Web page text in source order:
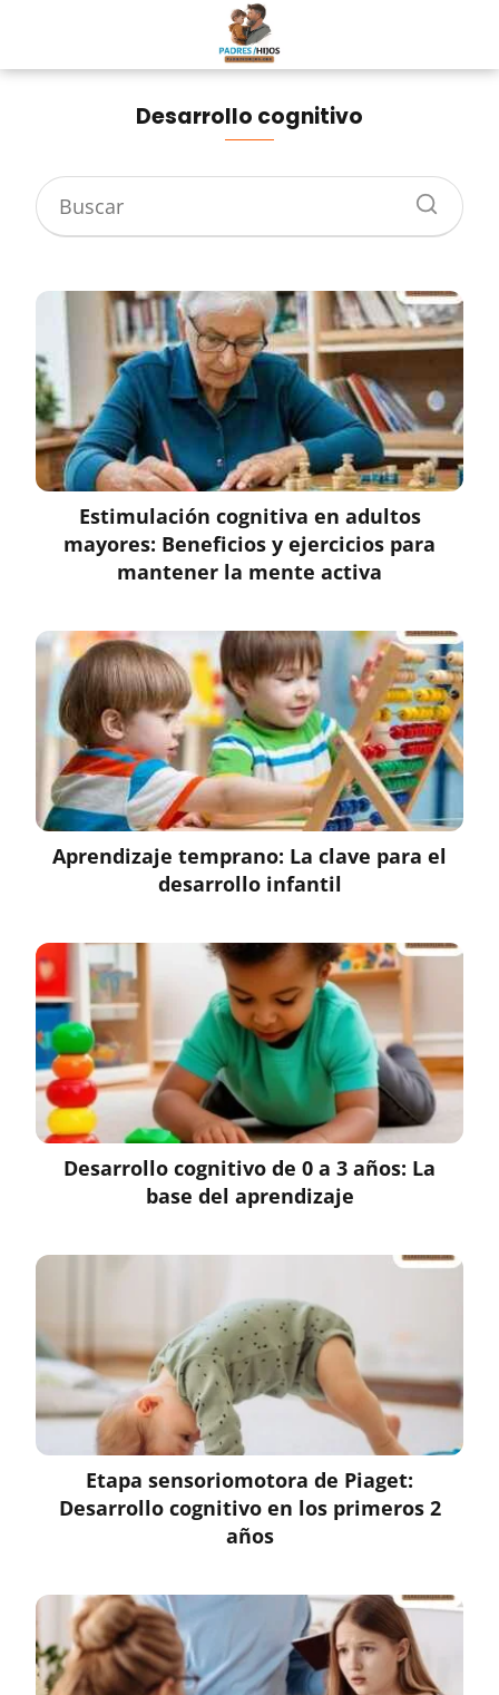
Desarrollo cognitivo
Estimulación cognitiva en adultos
mayores: Beneficios y ejercicios para
mantener la mente activa
Aprendizaje temprano: La clave para el
desarrollo infantil
Desarrollo cognitivo de 0 a 3 años: La
base del aprendizaje
Etapa sensoriomotora de Piaget:
Desarrollo cognitivo en los primeros 2
años